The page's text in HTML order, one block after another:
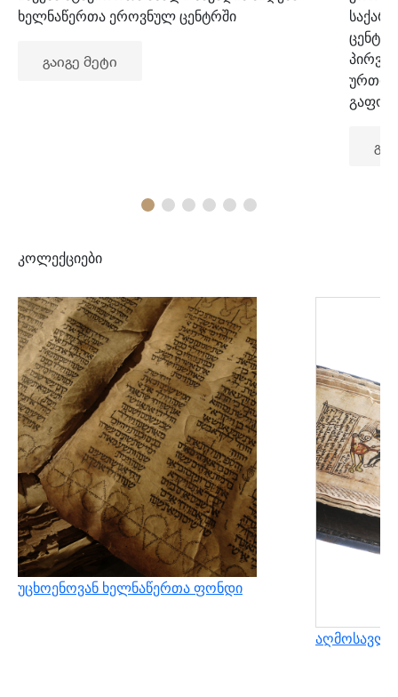
ხელნაწერთა ეროვნულ ცენტრში
გაიგე მეტი
კოლექციები
უცხოენოვან ხელნაწერთა ფონდი